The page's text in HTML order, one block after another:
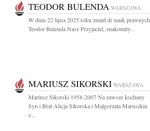
TEODOR BULENDA WARSZAWA
W dniu 22 lipca 2025 roku zmarł dr nauk prawnych
Teodor Bulenda Nasz Przyjaciel, znakomity...
MARIUSZ SIKORSKI WARSZAWA
Mariusz Sikorski 1958-2007 Na zawsze kochany
Syn i Brat Alicja Sikorska i Małgorzata Maruszkin
z...